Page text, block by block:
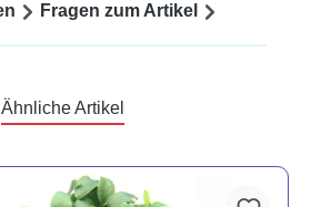
Fragen zum Artikel
Ähnliche Artikel